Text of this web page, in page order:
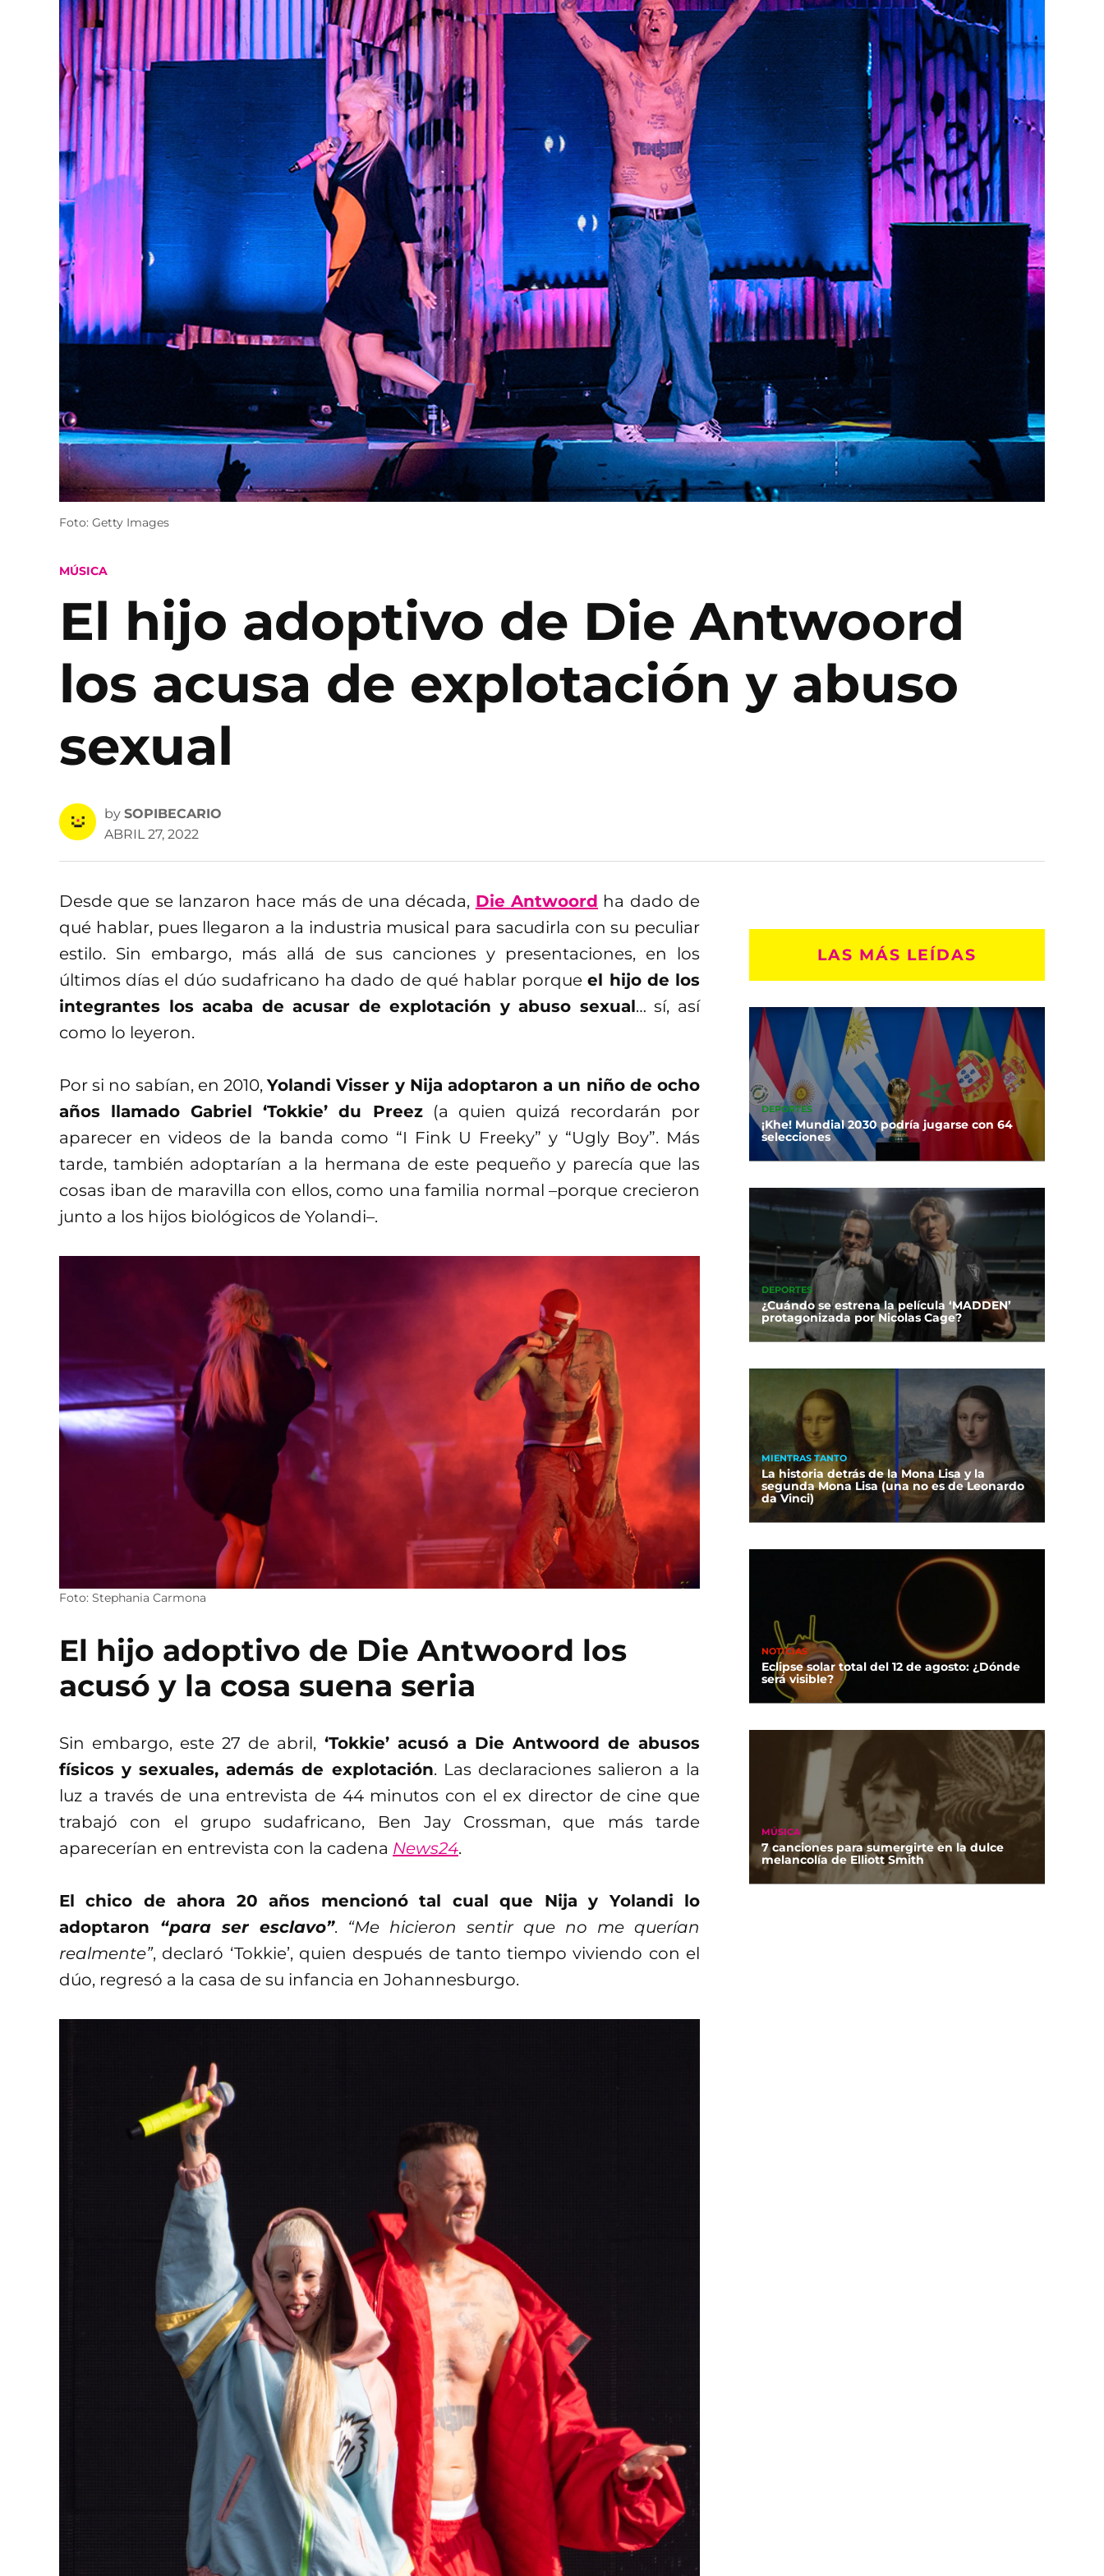
Foto: Getty Images
POSTED
MÚSICA
El hijo adoptivo de Die Antwoord
los acusa de explotación y abuso
sexual
by SOPIBECARIO
ABRIL 27, 2022
Desde que se lanzaron hace más de una década, Die Antwoord ha dado de
qué hablar, pues llegaron a la industria musical para sacudirla con su peculiar
estilo. Sin embargo, más allá de sus canciones y presentaciones, en los
últimos días el dúo sudafricano ha dado de qué hablar porqueel hijo de los
integrantes los acaba de acusar de explotación y abuso sexual… sí, así
como lo leyeron.
Por si no sabían, en 2010,Yolandi Visser y Nija adoptaron a un niño de ocho
años llamado Gabriel ‘Tokkie’ du Preez(a quien quizá recordarán por
aparecer en videos de la banda como “I Fink U Freeky” y “Ugly Boy”. Más
tarde, también adoptarían a la hermana de este pequeño y parecía que las
cosas iban de maravilla con ellos, como una familia normal –porque crecieron
junto a los hijos biológicos de Yolandi–.
Foto: Stephania Carmona
El hijo adoptivo de Die Antwoord los
acusó y la cosa suena seria
Sin embargo, este 27 de abril, ‘Tokkie’ acusó a Die Antwoord de abusos
físicos y sexuales, además de explotación. Las declaraciones salieron a la
luz a través de una entrevista de 44 minutos con el ex director de cine que
trabajó con el grupo sudafricano, Ben Jay Crossman, que más tarde
aparecerían en entrevista con la cadena News24.
El chico de ahora 20 años mencionó tal cual que Nija y Yolandi lo
adoptaron “para ser esclavo”. “Me hicieron sentir que no me querían
realmente”, declaró ‘Tokkie’, quien después de tanto tiempo viviendo con el
dúo, regresó a la casa de su infancia en Johannesburgo.
LAS MÁS LEÍDAS
DEPORTES
¡Khe! Mundial 2030 podría jugarse con 64
selecciones
DEPORTES
¿Cuándo se estrena la película ‘MADDEN’
protagonizada por Nicolas Cage?
MIENTRAS TANTO
La historia detrás de la Mona Lisa y la
segunda Mona Lisa (una no es de Leonardo
da Vinci)
NOTICIAS
Eclipse solar total del 12 de agosto: ¿Dónde
será visible?
MÚSICA
7 canciones para sumergirte en la dulce
melancolía de Elliott Smith